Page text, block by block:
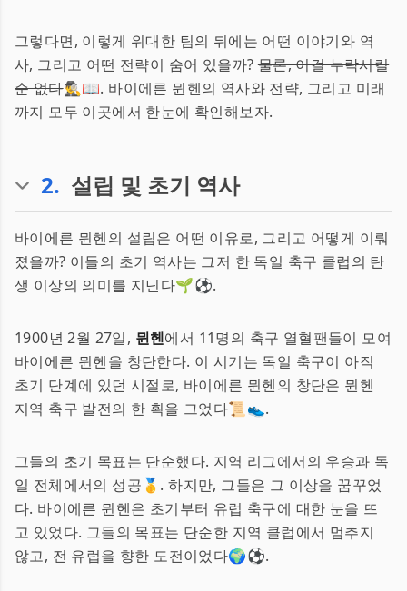
그렇다면, 이렇게 위대한 팀의 뒤에는 어떤 이야기와 역
사, 그리고 어떤 전략이 숨어 있을까?물론, 이걸 누락시킬
순 없다🕵️‍♂️📖. 바이에른 뮌헨의 역사와 전략, 그리고 미래
까지 모두 이곳에서 한눈에 확인해보자.
2. 설립 및 초기 역사
바이에른 뮌헨의 설립은 어떤 이유로, 그리고 어떻게 이뤄
졌을까? 이들의 초기 역사는 그저 한 독일 축구 클럽의 탄
생 이상의 의미를 지닌다🌱⚽.
1900년 2월 27일, 뮌헨에서 11명의 축구 열혈팬들이 모여
바이에른 뮌헨을 창단한다. 이 시기는 독일 축구이 아직
초기 단계에 있던 시절로, 바이에른 뮌헨의 창단은 뮌헨
지역 축구 발전의 한 획을 그었다📜👟.
그들의 초기 목표는 단순했다. 지역 리그에서의 우승과 독
일 전체에서의 성공🥇. 하지만, 그들은 그 이상을 꿈꾸었
다. 바이에른 뮌헨은 초기부터 유럽 축구에 대한 눈을 뜨
고 있었다. 그들의 목표는 단순한 지역 클럽에서 멈추지
않고, 전 유럽을 향한 도전이었다🌍⚽.